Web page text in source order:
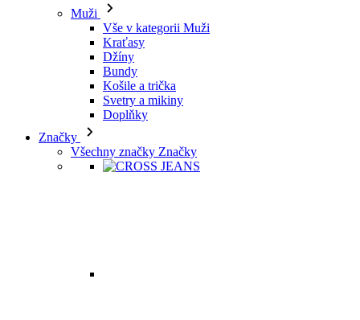
Muži
Vše v kategorii Muži
Kraťasy
Džíny
Bundy
Košile a trička
Svetry a mikiny
Doplňky
Značky
Všechny značky Značky